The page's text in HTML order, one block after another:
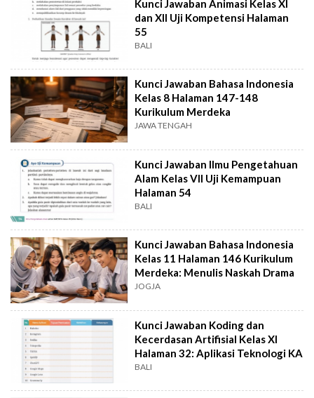
Kunci Jawaban Animasi Kelas XI
dan XII Uji Kompetensi Halaman
55
BALI
Kunci Jawaban Bahasa Indonesia
Kelas 8 Halaman 147-148
Kurikulum Merdeka
JAWA TENGAH
Kunci Jawaban Ilmu Pengetahuan
Alam Kelas VII Uji Kemampuan
Halaman 54
BALI
Kunci Jawaban Bahasa Indonesia
Kelas 11 Halaman 146 Kurikulum
Merdeka: Menulis Naskah Drama
JOGJA
Kunci Jawaban Koding dan
Kecerdasan Artifisial Kelas XI
Halaman 32: Aplikasi Teknologi KA
BALI